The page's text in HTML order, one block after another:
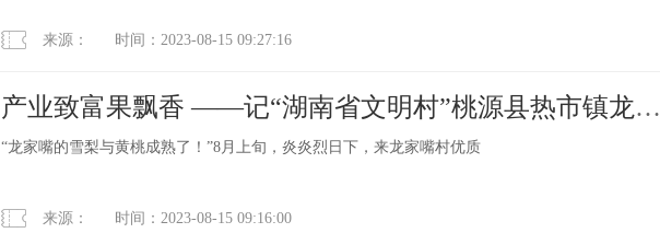
来源： 时间：2023-08-15 09:27:16
产业致富果飘香 ——记“湖南省文明村”桃源县热市镇龙家
嘴村
“龙家嘴的雪梨与黄桃成熟了！”8月上旬，炎炎烈日下，来龙家嘴村优质
来源： 时间：2023-08-15 09:16:00